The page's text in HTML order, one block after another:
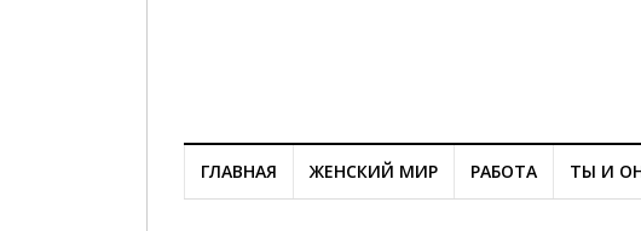
ГЛАВНАЯ ЖЕНСКИЙ МИР РАБОТА ТЫ И